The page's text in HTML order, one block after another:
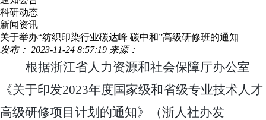
科研动态
新闻资讯
关于举办“纺织印染行业碳达峰 碳中和”高级研修班的通知
发布： 2023-11-24 8:57:19 来源：
根据浙江省人力资源和社会保障厅办公室
《关于印发2023年度国家级和省级专业技术人才
高级研修项目计划的通知》（浙人社办发